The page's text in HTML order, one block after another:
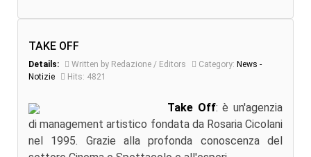
TAKE OFF
Details: Written by Redazione / Editors Category: News -
Notizie
Hits: 4821
Take Off: è un'agenzia
di management artistico fondata da Rosaria Cicolani
nel 1995. Grazie alla profonda conoscenza del